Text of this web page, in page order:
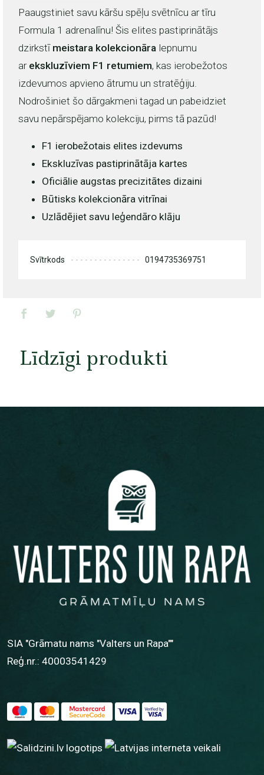
Paaugstiniet savu kāršu spēļu svētnīcu ar tīru
Formula 1 adrenalīnu! Šis elites pastiprinātājs
dzirkstī meistara kolekcionāralepnumu
ar ekskluzīviem F1 retumiem, kas ierobežotos
izdevumos apvieno ātrumu un stratēģiju.
Nodrošiniet šo dārgakmeni tagad un pabeidziet
savu nepārspējamo kolekciju, pirms tā pazūd!
F1 ierobežotais elites izdevums
Ekskluzīvas pastiprinātāja kartes
Oficiālie augstas precizitātes dizaini
Būtisks kolekcionāra vitrīnai
Uzlādējiet savu leģendāro klāju
Svītrkods 0194735369751
Līdzīgi produkti
SIA "Grāmatu nams "Valters un Rapa""
Reģ.nr.: 40003541429